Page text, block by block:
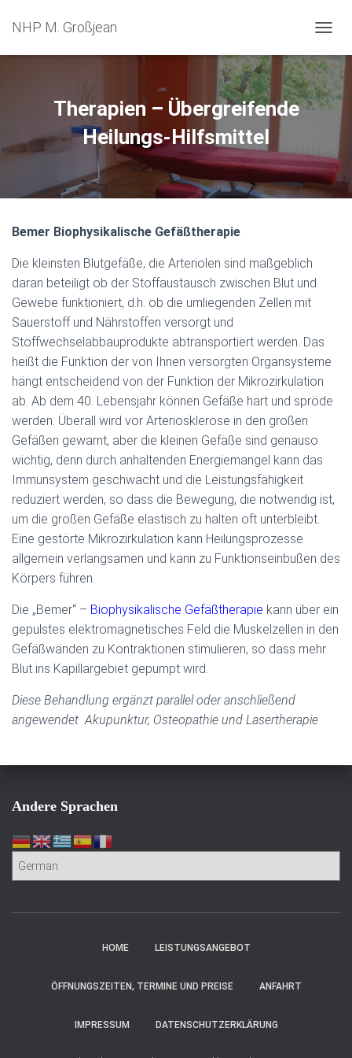
NHP M. Großjean
Therapien – Übergreifende
Heilungs-Hilfsmittel
Bemer Biophysikalische Gefäßtherapie
Die kleinsten Blutgefäße, die Arteriolen sind maßgeblich
daran beteiligt ob der Stoffaustausch zwischen Blut und
Gewebe funktioniert, d.h. ob die umliegenden Zellen mit
Sauerstoff und Nährstoffen versorgt und
Stoffwechselabbauprodukte abtransportiert werden. Das
heißt die Funktion der von Ihnen versorgten Organsysteme
hängt entscheidend von der Funktion der Mikrozirkulation
ab. Ab dem 40. Lebensjahr können Gefäße hart und spröde
werden. Überall wird vor Arteriosklerose in den großen
Gefäßen gewarnt, aber die kleinen Gefäße sind genauso
wichtig, denn durch anhaltenden Energiemangel kann das
Immunsystem geschwächt und die Leistungsfähigkeit
reduziert werden, so dass die Bewegung, die notwendig ist,
um die großen Gefäße elastisch zu halten oft unterbleibt.
Eine gestörte Mikrozirkulation kann Heilungsprozesse
allgemein verlangsamen und kann zu Funktionseinbußen des
Körpers führen.
Die „Bemer“ – Biophysikalische Gefäßtherapie kann über ein
gepulstes elektromagnetisches Feld die Muskelzellen in den
Gefäßwänden zu Kontraktionen stimulieren, so dass mehr
Blut ins Kapillargebiet gepumpt wird.
Diese Behandlung ergänzt parallel oder anschließend
angewendet Akupunktur, Osteopathie und Lasertherapie
Andere Sprachen
HOME LEISTUNGSANGEBOT
ÖFFNUNGSZEITEN, TERMINE UND PREISE ANFAHRT
IMPRESSUM DATENSCHUTZERKLÄRUNG